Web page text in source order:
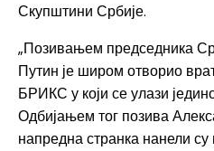
Скупштини Србије.
„Позивањем председника
Путин је широм отворио
БРИКС у који се улази
Одбијањем тог позива
напредна странка нанели су